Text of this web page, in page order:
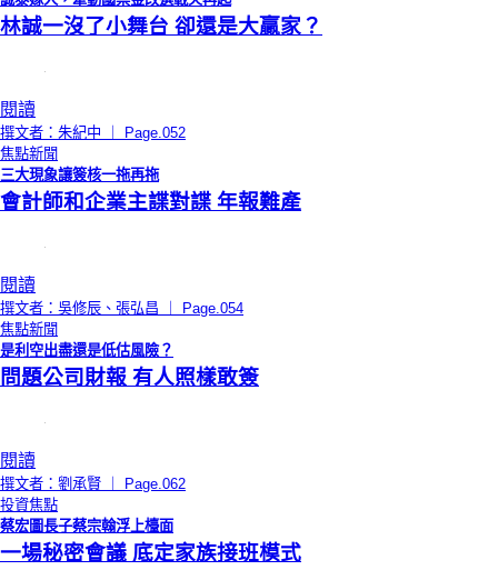
林誠一沒了小舞台 卻還是大贏家？
閱讀
撰文者：朱紀中 ｜ Page.052
焦點新聞
三大現象讓簽核一拖再拖
會計師和企業主諜對諜 年報難產
閱讀
撰文者：吳修辰、張弘昌 ｜ Page.054
焦點新聞
是利空出盡還是低估風險？
問題公司財報 有人照樣敢簽
閱讀
撰文者：劉承賢 ｜ Page.062
投資焦點
蔡宏圖長子蔡宗翰浮上檯面
一場秘密會議 底定家族接班模式